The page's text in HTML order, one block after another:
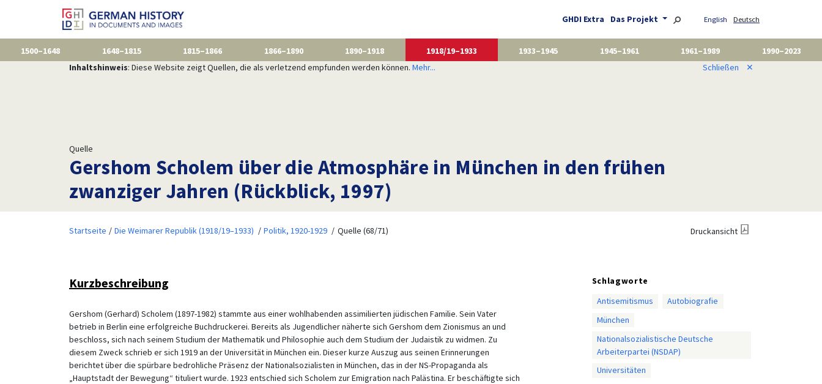
GHDI Extra Das Projekt English Deutsch
1500–1648 1648–1815 1815–1866 1866–1890 1890–1918 1918/19–1933 1933–1945 1945–1961 1961–1989
1990–2023
Inhaltshinweis: Diese Website zeigt Quellen, die als verletzend empfunden werden können. Mehr... Schließen ✕
Quelle
Gershom Scholem über die Atmosphäre in München in den frühen
zwanziger Jahren (Rückblick, 1997)
Startseite Die Weimarer Republik (1918/19–1933) Politik, 1920-1929 Quelle (68/71) Druckansicht
Kurzbeschreibung
Gershom (Gerhard) Scholem (1897-1982) stammte aus einer wohlhabenden assimilierten jüdischen Familie. Sein Vater
betrieb in Berlin eine erfolgreiche Buchdruckerei. Bereits als Jugendlicher näherte sich Gershom dem Zionismus an und
beschloss, sich nach seinem Studium der Mathematik und Philosophie auch dem Studium der Judaistik zu widmen. Zu
diesem Zweck schrieb er sich 1919 an der Universität in München ein. Dieser kurze Auszug aus seinen Erinnerungen
berichtet über die spürbare bedrohliche Präsenz der Nationalsozialisten in München, das in der NS-Propaganda als
„Hauptstadt der Bewegung“ tituliert wurde. 1923 entschied sich Scholem zur Emigration nach Palästina. Er beschäftigte sich
Schlagworte
Antisemitismus
Autobiografie
München
Nationalsozialistische Deutsche
Arbeiterpartei (NSDAP)
Universitäten